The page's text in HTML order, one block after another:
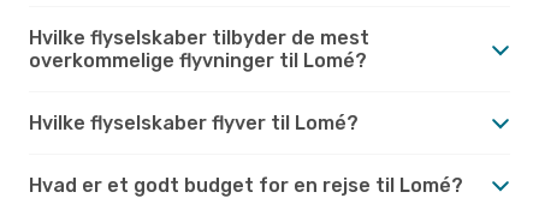
Hvilke flyselskaber tilbyder de mest
overkommelige flyvninger til Lomé?
Hvilke flyselskaber flyver til Lomé?
Hvad er et godt budget for en rejse til Lomé?